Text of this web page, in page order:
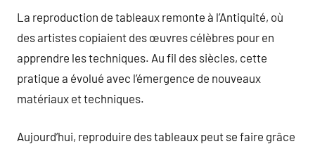
La reproduction de tableaux remonte à l’Antiquité, où
des artistes copiaient des œuvres célèbres pour en
apprendre les techniques. Au fil des siècles, cette
pratique a évolué avec l’émergence de nouveaux
matériaux et techniques.
Aujourd’hui, reproduire des tableaux peut se faire grâce